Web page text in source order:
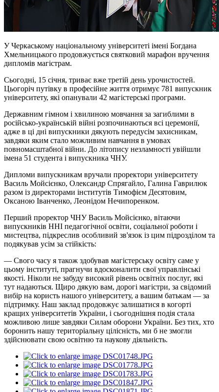
У Черкаському національному університеті імені Богдана
Хмельницького продовжується святковий марафон вручення
дипломів магістрам.
Сьогодні, 15 січня, триває вже третій день урочистостей.
Цьогоріч путівку в професійне життя отримує 781 випускник
університету, які опанували 42 магістерські програми.
Державним гімном і хвилиною мовчання за загиблими в
російсько-українській війні розпочинаються всі церемонії,
адже в ці дні випускники дякують передусім захисникам,
завдяки яким стало можливим навчання в умовах
повномасштабної війни. До літопису незламності увійшли
імена 51 студента і випускника ЧНУ.
Дипломи випускникам вручали проректори університету
Василь Мойсієнко, Олександр Спрягайло, Галина Гаврилюк
разом із директорами інститутів Тимофієм Десятовим,
Оксаною Іванченко, Леонідом Нечипоренком.
Перший проректор ЧНУ Василь Мойсієнко, вітаючи
випускників ННІ педагогічної освіти, соціальної роботи і
мистецтва, підкреслив особливий зв'язок із цим підрозділом та
подякував усім за стійкість:
— Свого часу я також здобував магістерську освіту саме у
цьому інституті, прагнучи вдосконалити свої управлінські
якості. Ніколи не забуду високий рівень освітніх послуг, які
тут надаються. Щиро дякую вам, дорогі магістри, за свідомий
вибір на користь нашого університету, а вашим батькам — за
підтримку. Наш заклад продовжує залишатися в когорті
кращих університетів України, і сьогоднішня подія стала
можливою лише завдяки Силам оборони України. Без тих, хто
боронить нашу територіальну цілісність, ми б не змогли
здійснювати свою освітню та наукову діяльність.